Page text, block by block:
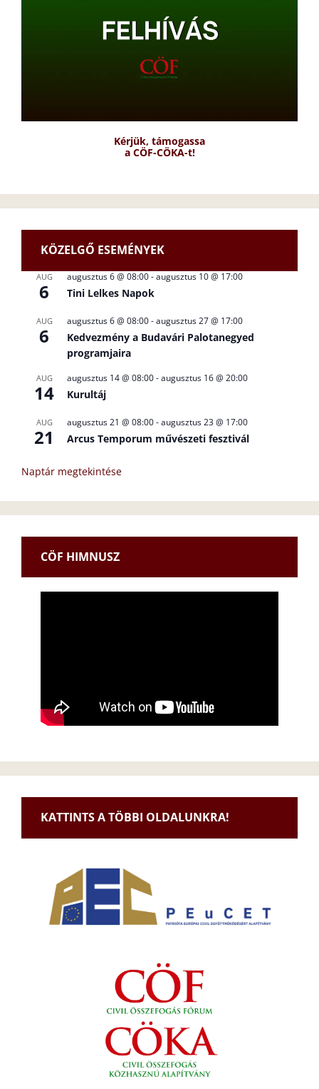
Kérjük, támogassa
a CÖF-CÖKA-t!
KÖZELGŐ ESEMÉNYEK
AUG
6
augusztus 6 @ 08:00-augusztus 10 @ 17:00
Tini Lelkes Napok
AUG
6
augusztus 6 @ 08:00-augusztus 27 @ 17:00
Kedvezmény a Budavári Palotanegyed
programjaira
AUG
14
augusztus 14 @ 08:00-augusztus 16 @ 20:00
Kurultáj
AUG
21
augusztus 21 @ 08:00-augusztus 23 @ 17:00
Arcus Temporum művészeti fesztivál
Naptár megtekintése
CÖF HIMNUSZ
KATTINTS A TÖBBI OLDALUNKRA!